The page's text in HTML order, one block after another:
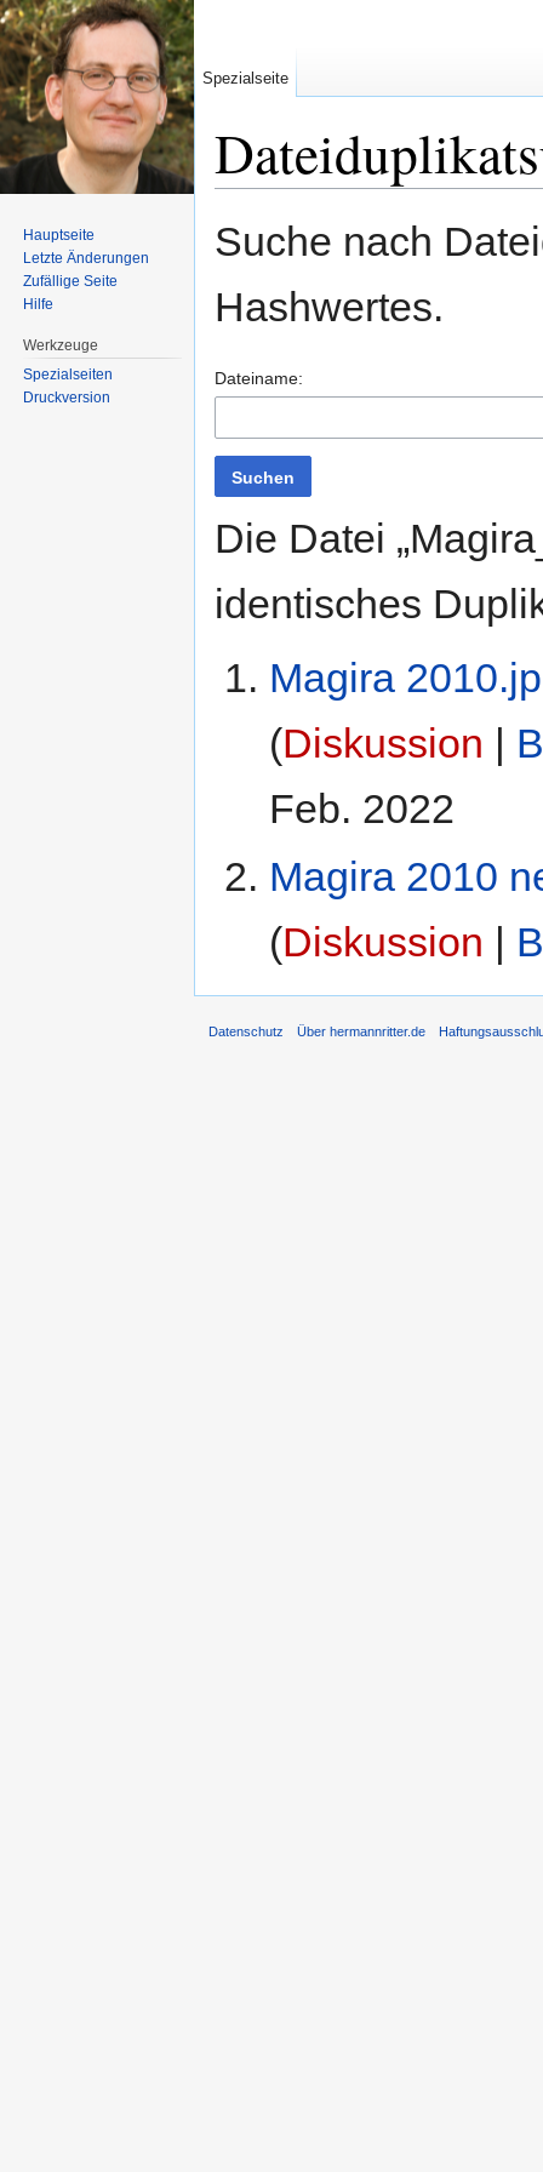
Suche nach
Hashwertes.
Dateiname:
Suchen
Die Datei
identisches
Magira
(Diskussion |
Feb. 2022
Magira 2010
(Diskussion |
Spezialseite
Hauptseite
Letzte Änderungen
Zufällige Seite
Hilfe
Werkzeuge
Spezialseiten
Druckversion
Datenschutz Über hermannritter.de